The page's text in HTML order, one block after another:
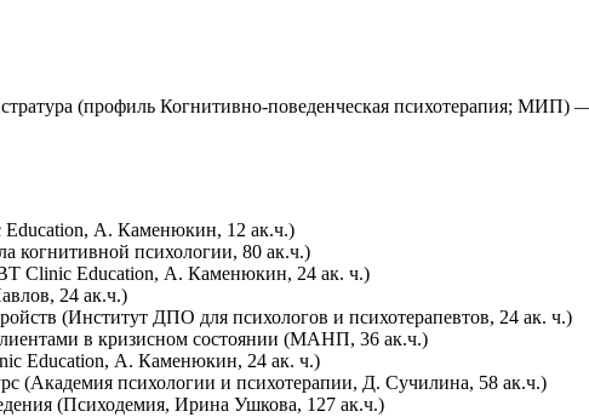
(профиль Когнитивно-поведенческая психотерапия;
Education, А. Каменюкин, 12 ак.ч.)
когнитивной психологии, 80 ак.ч.)
Clinic Education, А. Каменюкин, 24 ак. ч.)
24 ак.ч.)
(Институт ДПО для психологов и психотерапевтов, 24 ак. ч.)
в кризисном состоянии (МАНП, 36 ак.ч.)
Education, А. Каменюкин, 24 ак. ч.)
(Академия психологии и психотерапии, Д. Сучилина, 58 ак.ч.)
(Психодемия, Ирина Ушкова, 127 ак.ч.)